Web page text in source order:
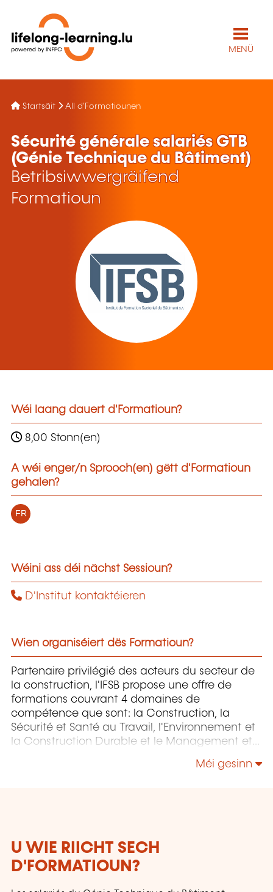
MENÜ
Startsäit All d'Formatiounen
Sécurité générale salariés GTB
(Génie Technique du Bâtiment)
Betribsiwwergräifend
Formatioun
Wéi laang dauert d'Formatioun?
8,00 Stonn(en)
A wéi enger/n Sprooch(en) gëtt d'Formatioun
gehalen?
FR
Wéini ass déi nächst Sessioun?
D'Institut kontaktéieren
Wien organiséiert dës Formatioun?
Partenaire privilégié des acteurs du secteur de
la construction, l'IFSB propose une offre de
formations couvrant 4 domaines de
compétence que sont: la Construction, la
Sécurité et Santé au Travail, l'Environnement et
la Construction Durable et le Management et
Méi gesinn
U WIE RIICHT SECH
D'FORMATIOUN?